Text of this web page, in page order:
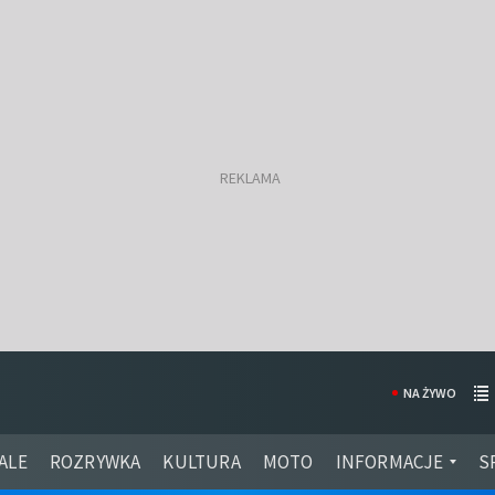
ROZRYWKA KULTURA MOTO INFORMACJE
NA ŻYWO